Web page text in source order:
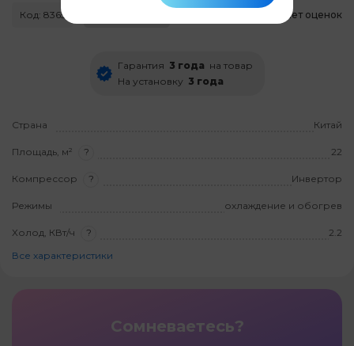
Код: 8365 Нет оценок
Гарантия 3 года на товар
На установку 3 года
Страна Китай
Площадь, м² ? 22
Компрессор ? Инвертор
Режимы охлаждение и обогрев
Холод, КВт/ч ?
2.2
Все характеристики
Сомневаетесь?